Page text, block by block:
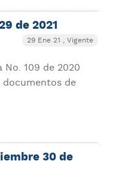
de 2021
29 Ene 21 , Vigente
109 de 2020
documentos de
30 de